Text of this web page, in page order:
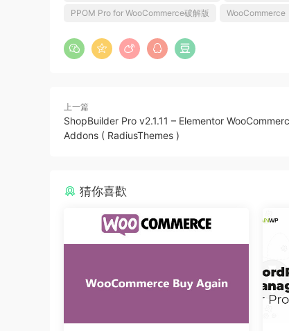
PPOM Pro for WooCommerce破解版
WooCommerce
上一篇
ShopBuilder Pro v2.1.11 – Elementor
Addons ( RadiusThemes )
猜你喜歡